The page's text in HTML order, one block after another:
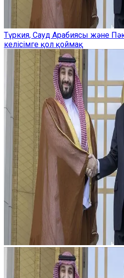
Түркия, Сауд Арабиясы және
келісімге қол қоймақ